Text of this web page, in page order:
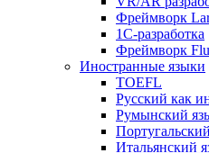
Фреймворк
1C-разработка
Фреймворк
Иностранные языки
TOEFL
Русский как
Румынский
Итальянский